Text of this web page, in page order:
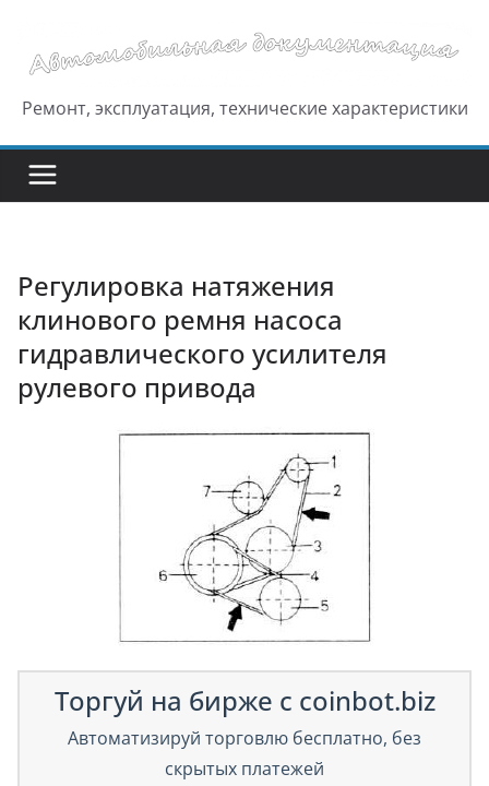
содержимому
Ремонт, эксплуатация, технические характеристики
Регулировка натяжения
клинового ремня насоса
гидравлического усилителя
рулевого привода
Торгуй на бирже с coinbot.biz
Автоматизируй торговлю бесплатно, без
скрытых платежей